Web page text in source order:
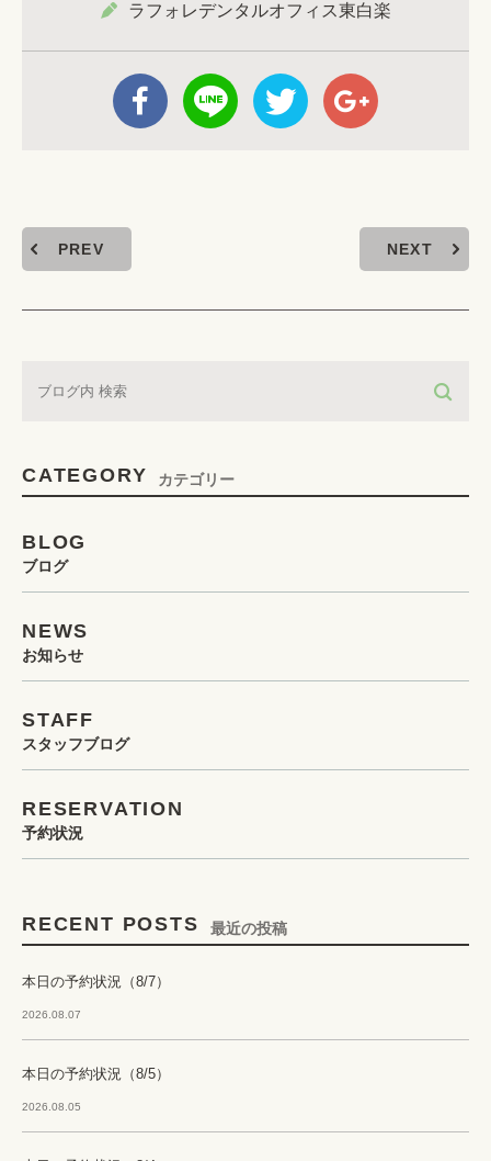
ラフォレデンタルオフィス東白楽
PREV NEXT
CATEGORY カテゴリー
BLOG
ブログ
NEWS
お知らせ
STAFF
スタッフブログ
RESERVATION
予約状況
RECENT POSTS 最近の投稿
本日の予約状況（8/7）
2026.08.07
本日の予約状況（8/5）
2026.08.05